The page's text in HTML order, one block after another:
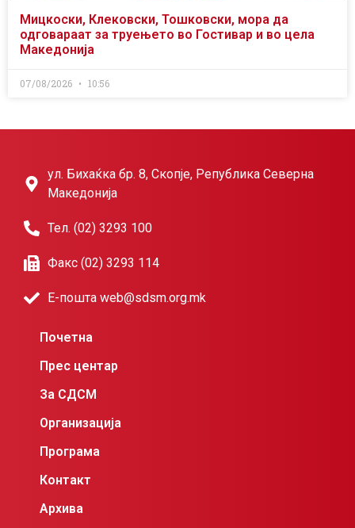
Мицкоски, Клековски, Тошковски, мора да
одговараат за труењето во Гостивар и во цела
Македонија
07/08/2026 10:56
ул. Бихаќка бр. 8, Скопје, Република Северна
Македонија
Тел. (02) 3293 100
Факс (02) 3293 114
Е-пошта web@sdsm.org.mk
Почетна
Прес центар
За СДСМ
Организација
Програма
Контакт
Архива